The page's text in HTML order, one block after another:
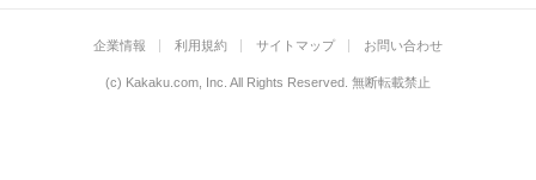
企業情報 利用規約 サイトマップ お問い合わせ
(c) Kakaku.com, Inc. All Rights Reserved. 無断転載禁止